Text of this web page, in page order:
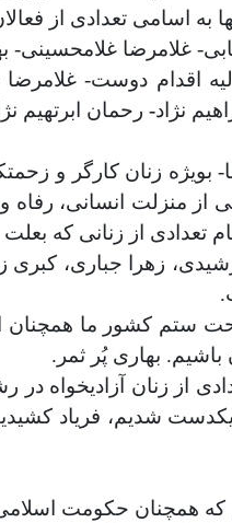
به اسامی تعدادی از
- غلامرضا غلامحسینی-
اقدام دوست- غلامرضا
نژاد- رحمان ابرتهیم
بویژه زنان کارگر و
از منزلت انسانی،
تعدادی از زنانی که
زهرا جباری، کبری
ستم کشور ما
باشیم. بهاری پُر ثمر.
از زنان آزادیخواه
شديم، فرياد
که همچنان حکومت